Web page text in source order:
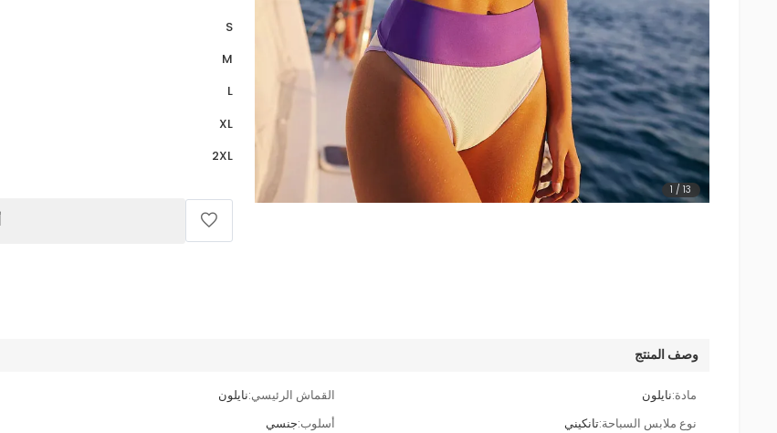
1 /13
S
M
L
XL
2XL
وصف المنتج
مادة:نايلون القماش الرئيسي:نايلون
نوع ملابس السباحة:تانكيني أسلوب:جنسي